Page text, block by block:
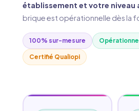
établissement et votre niveau
brique est opérationnelle dès la
100% sur-mesure
Certifié Qualiopi